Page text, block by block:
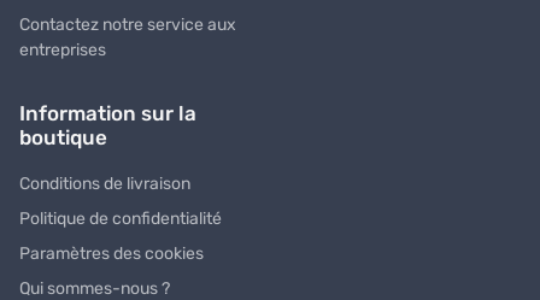
Contactez notre service aux
entreprises
Information sur la
boutique
Conditions de livraison
Politique de confidentialité
Paramètres des cookies
Qui sommes-nous ?